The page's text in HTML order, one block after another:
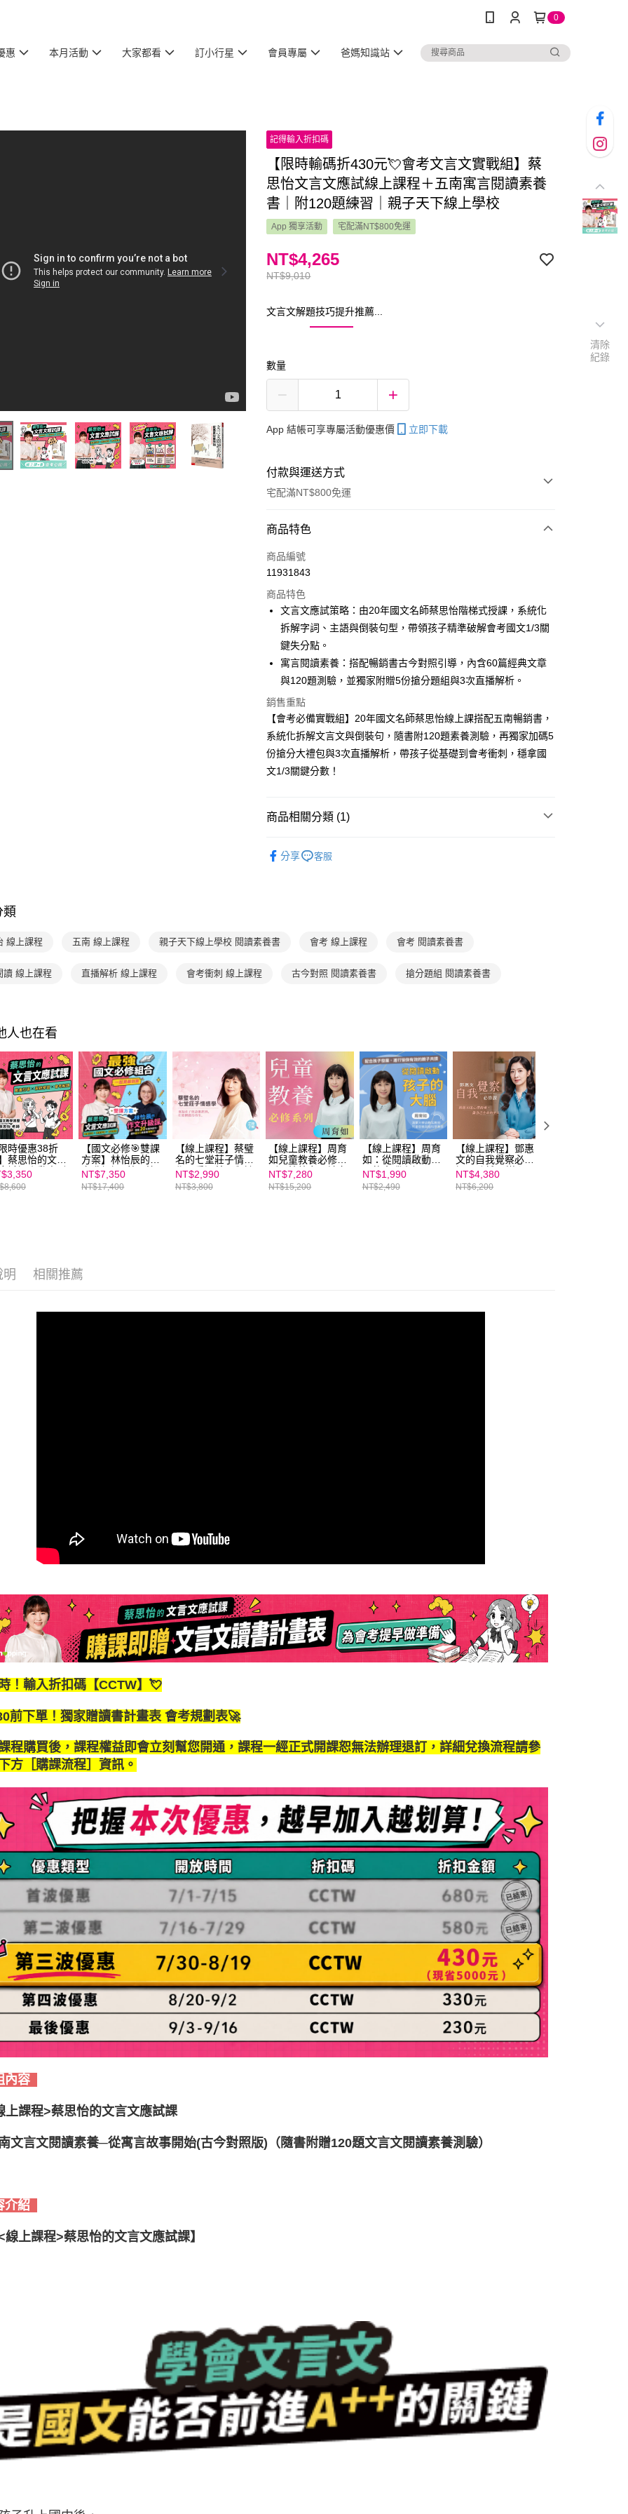
0
惠 本月活動 大家都看 訂小行星 會員專屬 爸媽知識站
記得輸入折扣碼
【限時輸碼折430元💘會考文言文實戰組】蔡
思怡文言文應試線上課程＋五南寓言閱讀素養
書｜附120題練習｜親子天下線上學校
App 獨享活動 宅配滿NT$800免運
NT$9,010
NT$4,265
文言文解題技巧提升推薦...
數量
App 結帳可享專屬活動優惠價 立即下載
付款與運送方式
宅配滿NT$800免運
付款方式
信用卡一次付款
Apple Pay
大哥付你分期
相關說明
【大哥付你分期使用說明】
1.本服務由台灣大哥大提供，台灣大哥大用戶可立即使用無須另外申請。
2.付款方式選擇「大哥付你分期」，訂單成立後會自動跳轉到大哥付的交易
流程，驗證手機門號後，選擇欲分期的期數、繳款截止日，確認付款後即
完成交易。
3.實際核准額度、可分期數及費用金額請依後續交易確認頁面所載為準。
4.訂單成立30分鐘內，如未前往確認交易或遇審核未通過，訂單將自動取
消。如遇「轉專審核」未通過狀況，表示未達大哥付你分期系統評分，恕
【繳款方式說明】
2.透過簡訊連結打開帳單後，可選擇「超商條碼／台灣大直營門市／銀行轉
【注意事項】
1.本服務係由「台灣大哥大股份有限公司」（以下簡稱本公司）所提供，讓
3.完整用戶服務條款，請詳閱以下連結：https://oppay.tw/userRule
【關於「AFTEE先享後付」】
AFTEE先享後付是「在收到商品之後才付款」的支付方式。 讓您購物簡單
１．簡單：不需註冊會員、不需綁卡、不需儲值。
２．便利：只要手機號碼，簡訊認證，即可結帳。
３．安心：先確認商品／服務後，再付款。
付」結帳頁面，進行簡訊認證並確認金額後，即可完成結帳。
／ATM／網路銀行／等多元方式進行付款，方視為交易完成。
１．透過由恩沛科技股份有限公司提供之「AFTEE先享後付」服務完成之
交易，需依本服務之必要範圍內提供個人資料，並將交易相關給付款項請
任。
４．使用「AFTEE先享後付」時，將依據個別帳號之用戶狀況，依本公司
即時審查核予不同之上限額度；若仍有額度不足之情形，本公司將視審查
結果請求用戶進行身份認證。
５．嚴禁一人註冊多個帳號或使用他人資訊註冊。若發現惡意使用之情
形，恩沛科技股份有限公司將有權停止該用戶之使用額度並採取法律行
ATM付款
運送方式
每筆NT$200
商品特色
商品編號
11931843
商品特色
文言文應試策略：由20年國文名師蔡思怡階梯式授課，系統化
拆解字詞、主語與倒裝句型，帶領孩子精準破解會考國文1/3關
鍵失分點。
寓言閱讀素養：搭配暢銷書古今對照引導，內含60篇經典文章
與120題測驗，並獨家附贈5份搶分題組與3次直播解析。
銷售重點
【會考必備實戰組】20年國文名師蔡思怡線上課搭配五南暢銷書，
系統化拆解文言文與倒裝句，隨書附120題素養測驗，再獨家加碼5
份搶分大禮包與3次直播解析，帶孩子從基礎到會考衝刺，穩拿國
文1/3關鍵分數！
商品相關分類 (1)
分享
客服
類
線上課程 五南 線上課程 親子天下線上學校 閱讀素養書 會考 線上課程 會考 閱讀素養書
讀 線上課程 直播解析 線上課程 會考衝刺 線上課程 古今對照 閱讀素養書 搶分題組 閱讀素養書
人也在看
時優惠38折
蔡思怡的文言
試課｜動畫引
系統學習 x 會
題｜線上課程
【國文必修🎯雙課
方案】林怡辰的作
文升級課+蔡思怡
文言文應試線上課
程｜親子天下線上
NT$7,350
NT$17,400
【線上課程】蔡璧
名的七堂莊子情感
學：重返莊子與詩
歌經典，在愛裡獲
得重生｜親子天下
NT$2,990
NT$3,800
【線上課程】周育
如兒童教養必修系
列：情緒力ｘ社交
力ｘ閱讀力ｘ課業
力｜親子天下線上
NT$7,280
NT$15,200
【線上課程】周育
如：從閱讀啟動孩
子的大腦｜親子天
下線上學校
NT$1,990
NT$2,490
【線上課程】鄧惠
文的自我覺察必修
課：跨越10道心理
困境，做自己生命
的主人｜親子天下
NT$4,380
NT$6,200
明 相關推薦
！輸入折扣碼【CCTW】💘
前下單！獨家贈讀書計畫表 會考規劃表🚀
程購買後，課程權益即會立刻幫您開通，課程一經正式開課恕無法辦理退訂，詳細兌換流程請參
方［購課流程］資訊。
容
上課程>蔡思怡的文言文應試課
文言文閱讀素養─從寓言故事開始(古今對照版)（隨書附贈120題文言文閱讀素養測驗）
紹
線上課程>蔡思怡的文言文應試課】
清除
紀錄